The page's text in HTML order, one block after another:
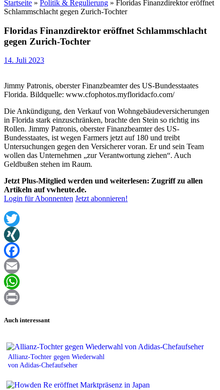
Startseite » Politik & Regulierung » Floridas Finanzdirektor eröffnet
Schlammschlacht gegen Zurich-Tochter
Floridas Finanzdirektor eröffnet Schlammschlacht
gegen Zurich-Tochter
14. Juli 2023
Jimmy Patronis, oberster Finanzbeamter des US-Bundesstaates
Florida. Bildquelle: www.cfophotos.myfloridacfo.com/
Die Ankündigung, den Verkauf von Wohngebäudeversicherungen
in Florida stark einzuschränken, brachte den Stein so richtig ins
Rollen. Jimmy Patronis, oberster Finanzbeamter des US-
Bundesstaates, ist wegen Farmers jetzt auf 180 und treibt
Untersuchungen gegen den Versicherer voran. Er und sein Team
wollen das Unternehmen „zur Verantwortung ziehen“. Auch
Geldbußen stehen im Raum.
Jetzt Plus-Mitglied werden und weiterlesen: Zugriff zu allen
Artikeln auf vwheute.de.
Login für Abonnenten Jetzt abonnieren!
Twitter
XING
Facebook
Email
WhatsApp
Auch interessant
Allianz-Tochter gegen Wiederwahl
von Adidas-Chefaufseher